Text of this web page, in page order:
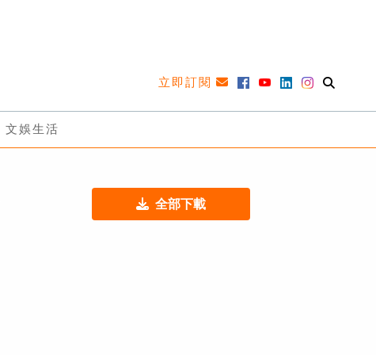
立即訂閱
文娛生活
全部下載